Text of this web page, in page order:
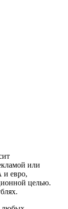
или
евро,
целью.